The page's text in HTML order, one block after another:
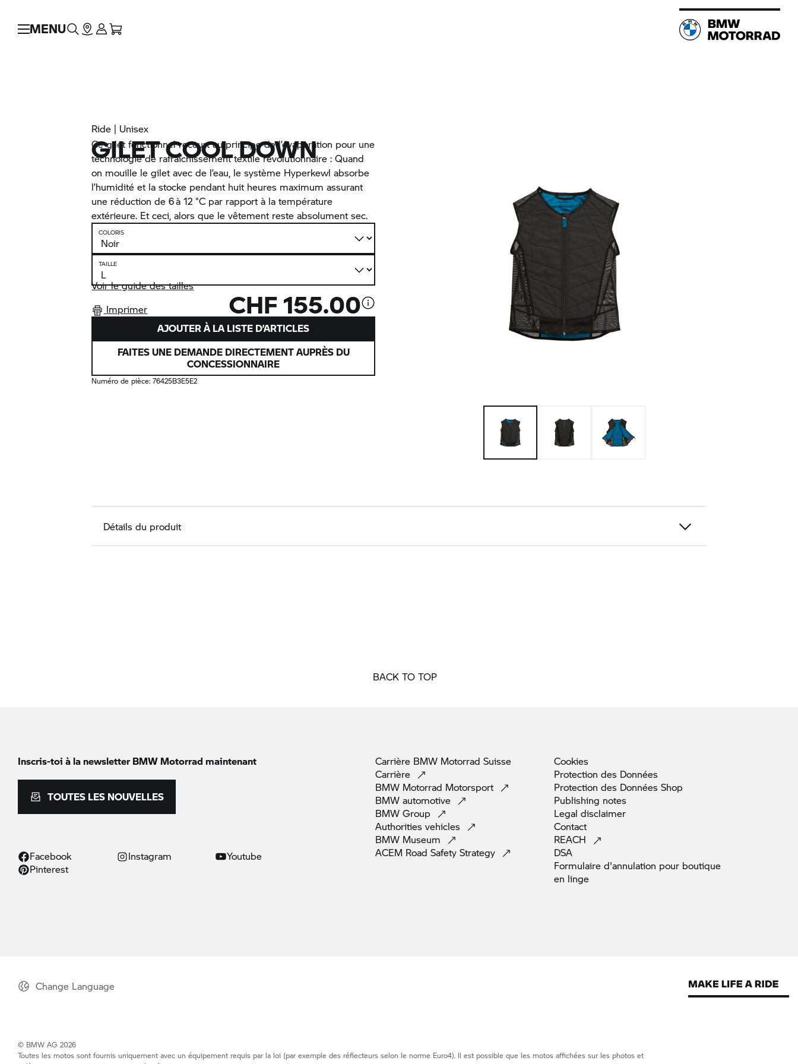
MENU
Ride | Unisex
GILET COOL DOWN
Ce gilet fonctionnel recourt au principe de l’évaporation pour une
technologie de rafraîchissement textile révolutionnaire : Quand
on mouille le gilet avec de l’eau, le système Hyperkewl absorbe
l’humidité et la stocke pendant huit heures maximum assurant
une réduction de 6 à 12 °C par rapport à la température
extérieure. Et ceci, alors que le vêtement reste absolument sec.
COLORIS
TAILLE
Voir le guide des tailles
Imprimer
CHF 155.00
AJOUTER À LA LISTE D’ARTICLES
FAITES UNE DEMANDE DIRECTEMENT AUPRÈS DU
CONCESSIONNAIRE
Numéro de pièce:76425B3E5E2
Détails du produit
BACK TO TOP
Inscris-toi à la newsletterBMW Motorrad maintenant
TOUTES LES NOUVELLES
Facebook Instagram
Youtube
Pinterest
Carrière BMW Motorrad Suisse
Carrière
BMW Motorrad Motorsport
BMW automotive
BMW Group
Authorities vehicles
BMW Museum
ACEM Road Safety Strategy
Cookies
Protection des Données
Protection des Données Shop
Publishing notes
Legal disclaimer
Contact
REACH
DSA
Formulaire d'annulation pour boutique
en linge
Change Language
© BMW AG 2026
Toutes les motos sont fournis uniquement avec un équipement requis par la loi (par exemple des réflecteurs selon le norme Euro4). Il est possible que les motos affichées sur les photos et